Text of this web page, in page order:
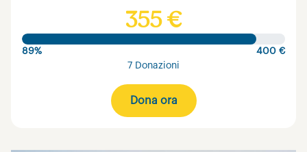
355 €
89%
400 €
7 Donazioni
Dona ora